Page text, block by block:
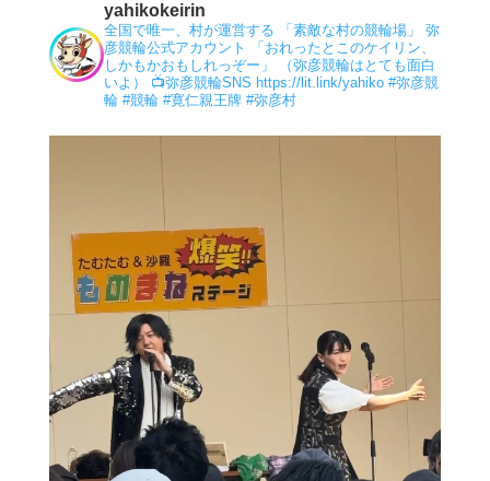
yahikokeirin
全国で唯一、村が運営する 「素敵な村の競輪場」 弥
彦競輪公式アカウント 「おれったとこのケイリン、
しかもかおもしれっぞー」 （弥彦競輪はとても面白
いよ） 📺弥彦競輪SNS https://lit.link/yahiko #弥彦競
輪 #競輪 #寛仁親王牌#弥彦村